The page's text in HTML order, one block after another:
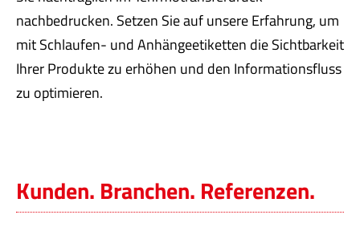
nachbedrucken. Setzen Sie auf unsere Erfahrung, um
mit Schlaufen- und Anhängeetiketten die Sichtbarkeit
Ihrer Produkte zu erhöhen und den Informationsfluss
zu optimieren.
Kunden. Branchen. Referenzen.